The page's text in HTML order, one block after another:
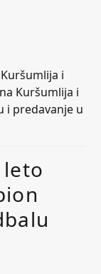
i
Kuršumlija i
i predavanje u
leto